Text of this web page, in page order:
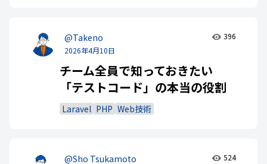
@Takeno
2026年4月10日
396
チーム全員で知っておきたい
「テストコード」の本当の役割
Laravel PHP Web技術
@Sho Tsukamoto 524